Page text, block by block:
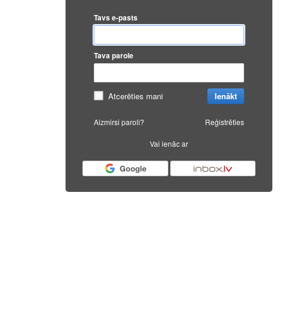
Tavs e-pasts
Tava parole
Atcerēties mani Ienākt
Aizmirsi paroli? Reģistrēties
Vai ienāc ar